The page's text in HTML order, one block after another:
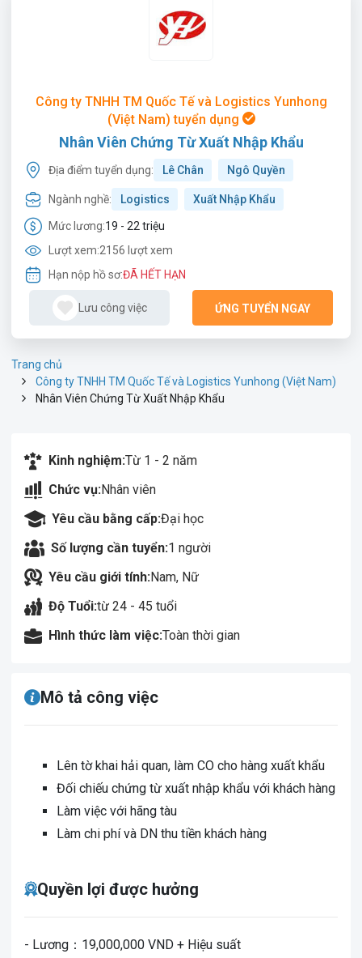
Công ty TNHH TM Quốc Tế và Logistics Yunhong
(Việt Nam) tuyển dụng
Nhân Viên Chứng Từ Xuất Nhập Khẩu
Địa điểm tuyển dụng: Lê Chân Ngô Quyền
Ngành nghề: Logistics Xuất Nhập Khẩu
Mức lương:19 - 22 triệu
Lượt xem:2156 lượt xem
Hạn nộp hồ sơ:ĐÃ HẾT HẠN
Lưu công việc ỨNG TUYỂN NGAY
Trang chủ
Công ty TNHH TM Quốc Tế và Logistics Yunhong (Việt Nam)
Nhân Viên Chứng Từ Xuất Nhập Khẩu
Kinh nghiệm:Từ 1 - 2 năm
Chức vụ:Nhân viên
Yêu cầu bằng cấp:Đại học
Số lượng cần tuyển:1 người
Yêu cầu giới tính:Nam, Nữ
Độ Tuổi:từ 24 - 45 tuổi
Hình thức làm việc:Toàn thời gian
Mô tả công việc
Lên tờ khai hải quan, làm CO cho hàng xuất khẩu
Đối chiếu chứng từ xuất nhập khẩu với khách hàng
Làm việc với hãng tàu
Làm chi phí và DN thu tiền khách hàng
Quyền lợi được hưởng
- Lương：19,000,000 VND + Hiệu suất